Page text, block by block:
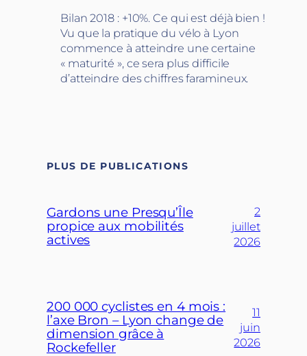
Bilan 2018 : +10%. Ce qui est déjà bien !
Vu que la pratique du vélo à Lyon
commence à atteindre une certaine
« maturité », ce sera plus difficile
d’atteindre des chiffres faramineux.
PLUS DE PUBLICATIONS
Gardons une Presqu’Île
propice aux mobilités
actives
2
juillet
2026
200 000 cyclistes en 4 mois :
l’axe Bron – Lyon change de
dimension grâce à
Rockefeller
11
juin
2026